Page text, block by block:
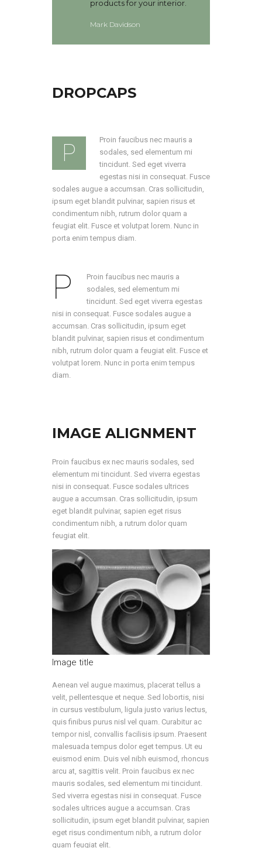
products for your interior.
Mark Davidson
DROPCAPS
P
Proin faucibus nec mauris a
sodales, sed elementum mi
tincidunt. Sed eget viverra
egestas nisi in consequat. Fusce
sodales augue a accumsan. Cras sollicitudin,
ipsum eget blandit pulvinar, sapien risus et
condimentum nibh, rutrum dolor quam a
feugiat elit. Fusce et volutpat lorem. Nunc in
porta enim tempus diam.
P
Proin faucibus nec mauris a
sodales, sed elementum mi
tincidunt. Sed eget viverra egestas
nisi in consequat. Fusce sodales augue a
accumsan. Cras sollicitudin, ipsum eget
blandit pulvinar, sapien risus et condimentum
nibh, rutrum dolor quam a feugiat elit. Fusce et
volutpat lorem. Nunc in porta enim tempus
diam.
IMAGE ALIGNMENT
Proin faucibus ex nec mauris sodales, sed
elementum mi tincidunt. Sed viverra egestas
nisi in consequat. Fusce sodales ultrices
augue a accumsan. Cras sollicitudin, ipsum
eget blandit pulvinar, sapien eget risus
condimentum nibh, a rutrum dolor quam
feugiat elit.
Image title
Aenean vel augue maximus, placerat tellus a
velit, pellentesque et neque. Sed lobortis, nisi
in cursus vestibulum, ligula justo varius lectus,
quis finibus purus nisl vel quam. Curabitur ac
tempor nisl, convallis facilisis ipsum. Praesent
malesuada tempus dolor eget tempus. Ut eu
euismod enim. Duis vel nibh euismod, rhoncus
arcu at, sagittis velit. Proin faucibus ex nec
mauris sodales, sed elementum mi tincidunt.
Sed viverra egestas nisi in consequat. Fusce
sodales ultrices augue a accumsan. Cras
sollicitudin, ipsum eget blandit pulvinar, sapien
eget risus condimentum nibh, a rutrum dolor
quam feugiat elit.
necessários
site funcione.
Estatística
Necessários
para melhorar
a
funcionalidade
Experiência
Para que site
funcione da
melhor
maneira
possível
durante a sua
visita. Se
recusar esses